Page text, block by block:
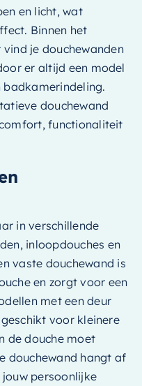
en licht, wat
Binnen het
je douchewanden
er altijd een model
badkamerindeling.
douchewand
functionaliteit
in verschillende
inloopdouches en
vaste douchewand is
en zorgt voor een
met een deur
voor kleinere
de douche moet
douchewand hangt af
persoonlijke